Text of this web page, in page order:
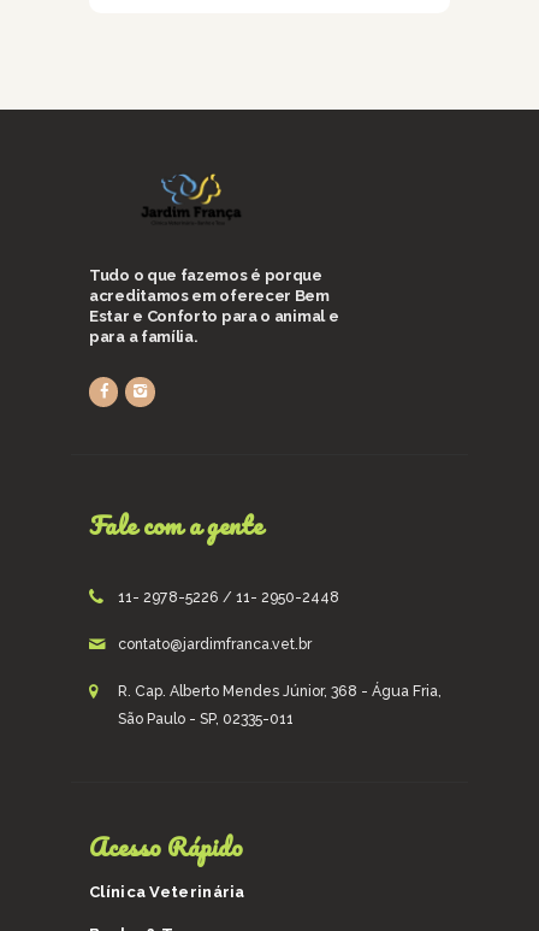
Tudo o que fazemos é porque
acreditamos em oferecer Bem
Estar e Conforto para o animal e
para a família.
Fale com a gente
11- 2978-5226 / 11- 2950-2448
contato@jardimfranca.vet.br
R. Cap. Alberto Mendes Júnior, 368 - Água Fria,
São Paulo - SP, 02335-011
Acesso Rápido
Clínica Veterinária